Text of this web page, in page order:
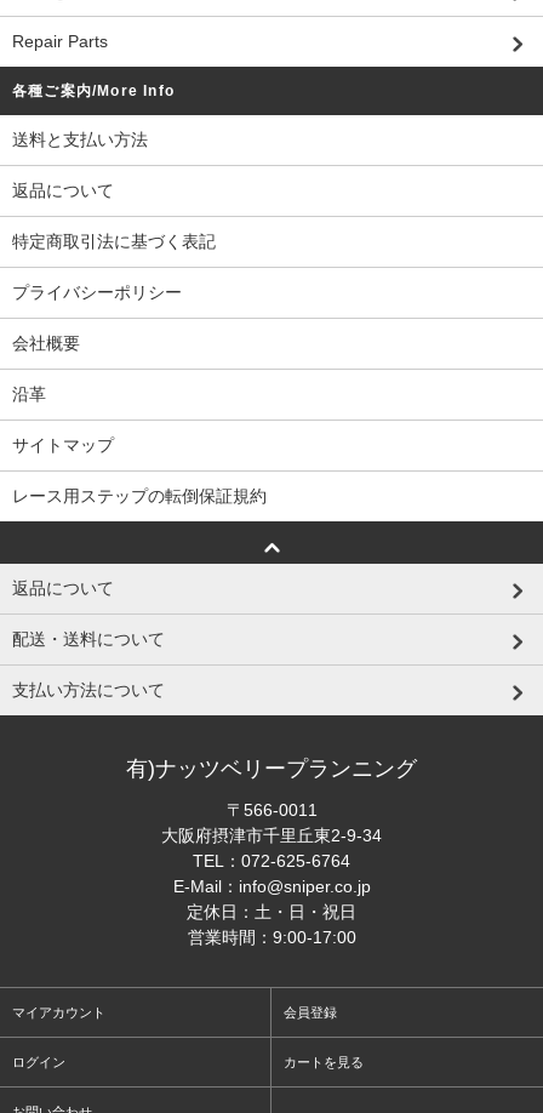
Repair Parts
各種ご案内/More Info
送料と支払い方法
返品について
特定商取引法に基づく表記
プライバシーポリシー
会社概要
沿革
サイトマップ
レース用ステップの転倒保証規約
返品について
配送・送料について
支払い方法について
有)ナッツベリープランニング
〒566-0011
大阪府摂津市千里丘東2-9-34
TEL： 072-625-6764
E-Mail： info@sniper.co.jp
定休日：土・日・祝日
営業時間：9:00-17:00
マイアカウント 会員登録
ログイン カートを見る